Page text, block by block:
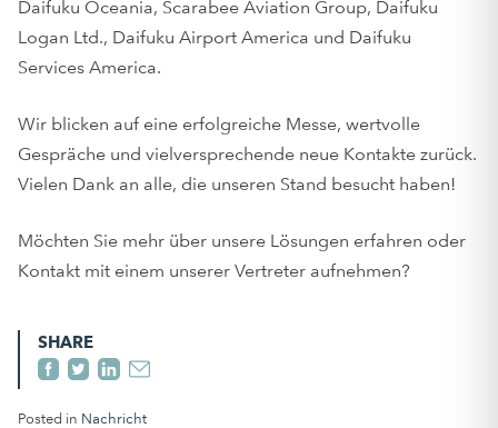
Daifuku Oceania, Scarabee Aviation Group, Daifuku
Logan Ltd., Daifuku Airport America und Daifuku
Services America.
Wir blicken auf eine erfolgreiche Messe, wertvolle
Gespräche und vielversprechende neue Kontakte zurück.
Vielen Dank an alle, die unseren Stand besucht haben!
Möchten Sie mehr über unsere Lösungen erfahren oder
Kontakt mit einem unserer Vertreter aufnehmen?
SHARE
Posted in Nachricht